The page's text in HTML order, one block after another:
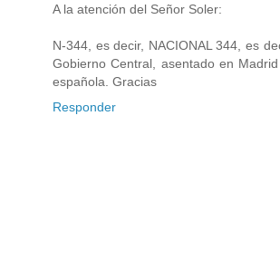
A la atención del Señor Soler:
N-344, es decir, NACIONAL 344, es
Gobierno Central, asentado en
española. Gracias
Responder